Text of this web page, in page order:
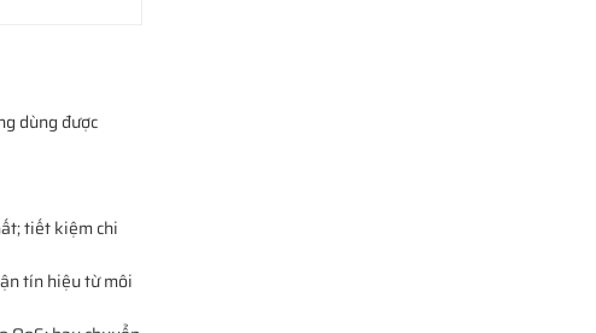
dùng được
tiết kiệm chi
tín hiệu từ môi